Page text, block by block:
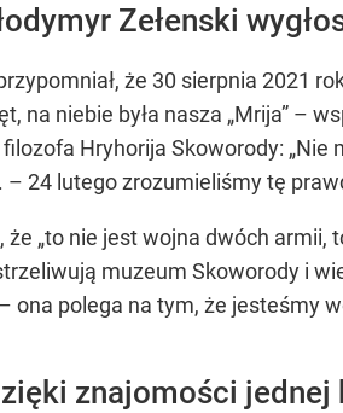
Zełenski
że 30 sierpnia 2021
na niebie była nasza „Mrija” –
filozofa Hryhorija Skoworody:
24 lutego zrozumieliśmy tę
że „to nie jest wojna dwóch
muzeum Skoworody i
ona polega na tym, że jesteśmy
znajomości jednej